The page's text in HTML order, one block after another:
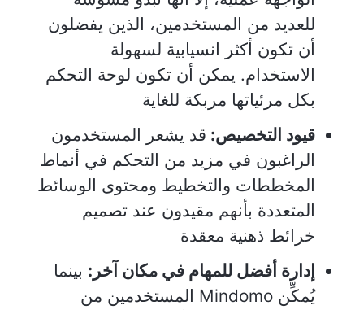
للعديد من المستخدمين، الذين يفضلون
أن تكون أكثر انسيابية لسهولة
الاستخدام. يمكن أن تكون لوحة التحكم
بكل مرئياتها مربكة للغاية
قيود التخصيص: قد يشعر المستخدمون
الراغبون في مزيد من التحكم في أنماط
المخططات والتخطيط ومحتوى الوسائط
المتعددة بأنهم مقيدون عند تصميم
خرائط ذهنية معقدة
إدارة أفضل للمهام في مكان آخر: بينما
يُمكِّن Mindomo المستخدمين من